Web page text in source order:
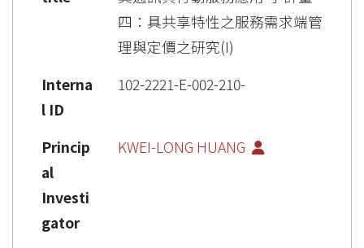
四：具共享特性之服務需求端管
理與定價之研究(I)
Interna
l ID
102-2221-E-002-210-
Princip
al
Investi
gator
KWEI-LONG HUANG